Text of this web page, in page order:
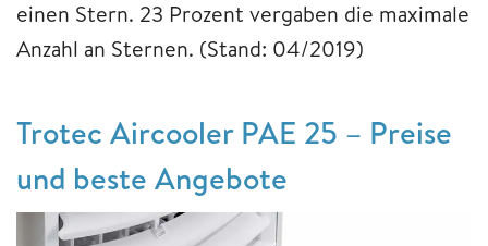
einen Stern. 23 Prozent vergaben die maximale
Anzahl an Sternen. (Stand: 04/2019)
Trotec Aircooler PAE 25 – Preise
und beste Angebote